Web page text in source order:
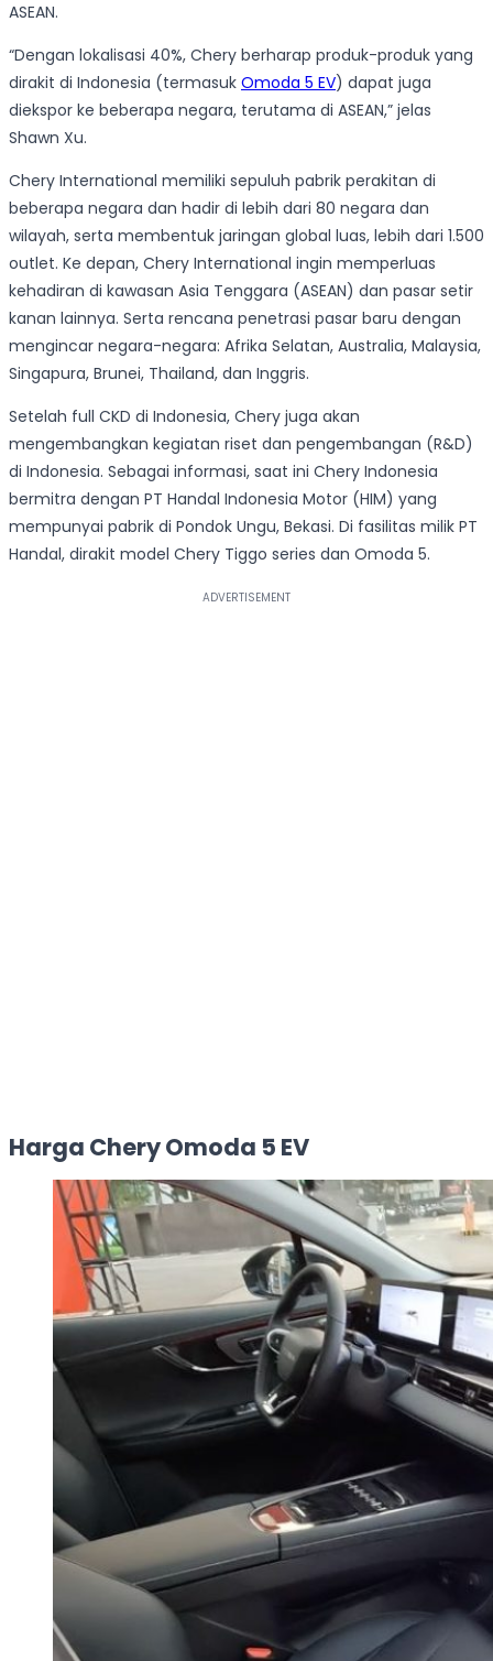
ASEAN.
“Dengan lokalisasi 40%, Chery berharap produk-produk yang
dirakit di Indonesia (termasuk Omoda 5 EV) dapat juga
diekspor ke beberapa negara, terutama di ASEAN,” jelas
Shawn Xu.
Chery International memiliki sepuluh pabrik perakitan di
beberapa negara dan hadir di lebih dari 80 negara dan
wilayah, serta membentuk jaringan global luas, lebih dari 1.500
outlet. Ke depan, Chery International ingin memperluas
kehadiran di kawasan Asia Tenggara (ASEAN) dan pasar setir
kanan lainnya. Serta rencana penetrasi pasar baru dengan
mengincar negara-negara: Afrika Selatan, Australia, Malaysia,
Singapura, Brunei, Thailand, dan Inggris.
Setelah full CKD di Indonesia, Chery juga akan
mengembangkan kegiatan riset dan pengembangan (R&D)
di Indonesia. Sebagai informasi, saat ini Chery Indonesia
bermitra dengan PT Handal Indonesia Motor (HIM) yang
mempunyai pabrik di Pondok Ungu, Bekasi. Di fasilitas milik PT
Handal, dirakit model Chery Tiggo series dan Omoda 5.
Harga Chery Omoda 5 EV